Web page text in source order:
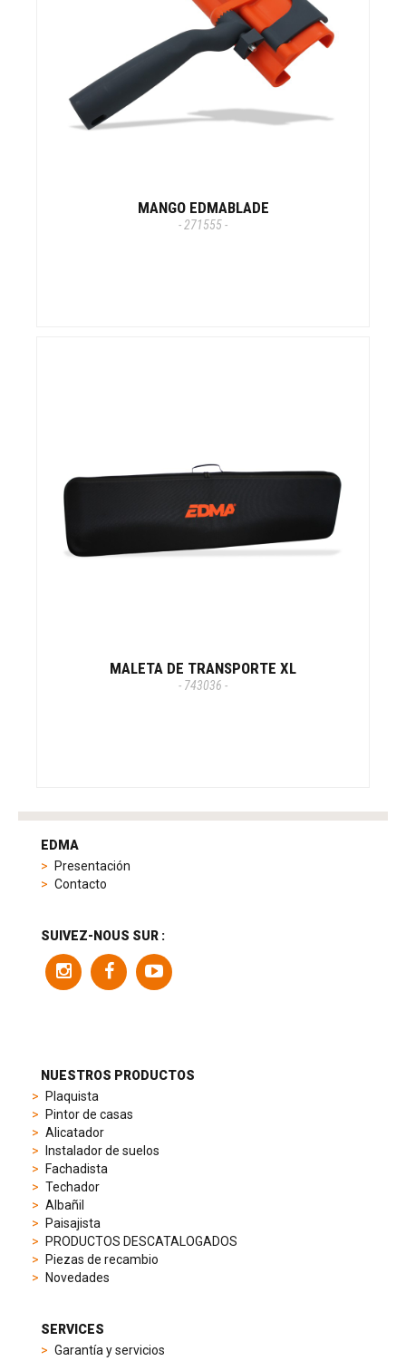
MANGO EDMABLADE
- 271555 -
MALETA DE TRANSPORTE XL
- 743036 -
tag
product
sporty
chronographs
elegant
watches.
model
chosen
timeless
EDMA
Presentación
Contacto
SUIVEZ-NOUS SUR :
NUESTROS PRODUCTOS
Plaquista
Pintor de casas
Alicatador
Instalador de suelos
Fachadista
Techador
Albañil
Paisajista
PRODUCTOS DESCATALOGADOS
Piezas de recambio
Novedades
SERVICES
Garantía y servicios